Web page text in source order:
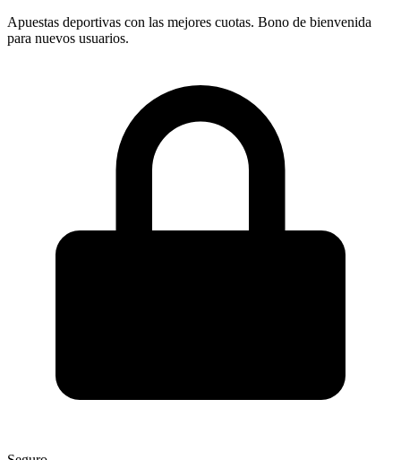
Apuestas deportivas con las mejores cuotas. Bono de bienvenida
para nuevos usuarios.